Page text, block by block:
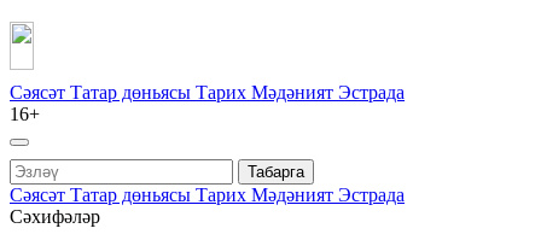
Сәясәт Татар дөньясы Тарих Мәдәният Эстрада
16+
Табарга
Сәясәт Татар дөньясы Тарих Мәдәният Эстрада
Сәхифәләр